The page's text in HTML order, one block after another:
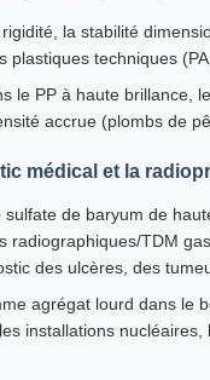
la stabilité
techniques
le PP à haute brillance,
accrue (plombs de
médical et la
sulfate de baryum de
radiographiques/TDM
des ulcères, des
agrégat lourd dans le
installations